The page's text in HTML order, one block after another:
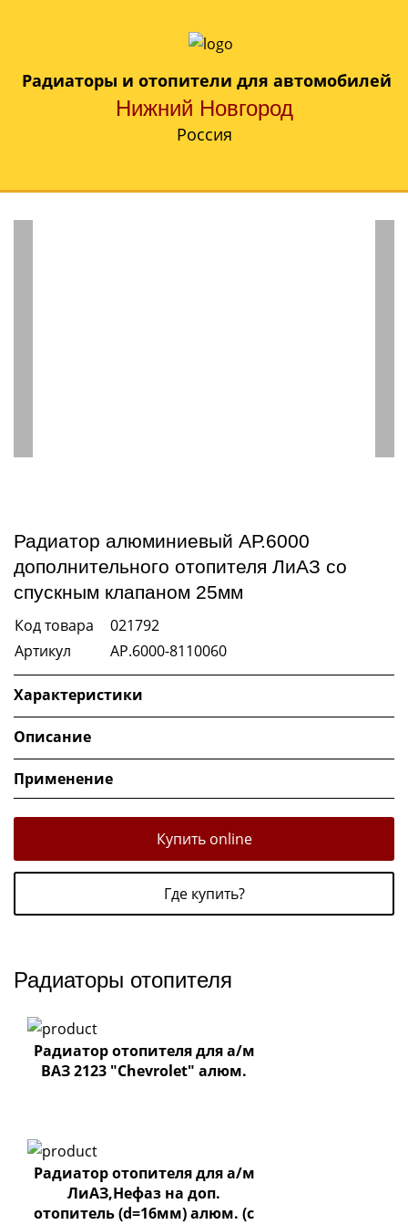
Радиаторы и отопители для автомобилей
Нижний Новгород
Россия
Радиатор алюминиевый АР.6000
дополнительного отопителя ЛиАЗ со
спускным клапаном 25мм
Код товара
021792
Артикул
AP.6000-8110060
Характеристики
Описание
Применение
Купить online
Где купить?
Радиаторы отопителя
Радиатор отопителя для а/м
ВАЗ 2123 "Chevrolet" алюм.
Радиатор отопителя для а/м
ЛиАЗ,Нефаз на доп.
отопитель (d=16мм) алюм. (с